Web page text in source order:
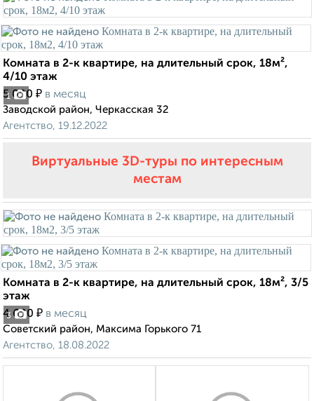
1
Комната в 2-к квартире, на длительный срок, 18м²,
4/10 этаж
5 000 ₽ в месяц
Заводской район, Черкасская 32
Агентство, 19.12.2022
Виртуальные 3D-туры по интересным
местам
3
Комната в 2-к квартире, на длительный срок, 18м², 3/5
этаж
4 600 ₽ в месяц
Советский район, Максима Горького 71
Агентство, 18.08.2022